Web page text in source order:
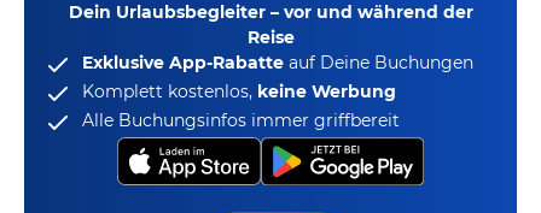
Dein Urlaubsbegleiter – vor und während der
Reise
Exklusive App-Rabatte auf Deine Buchungen
Komplett kostenlos, keine Werbung
Alle Buchungsinfos immer griffbereit